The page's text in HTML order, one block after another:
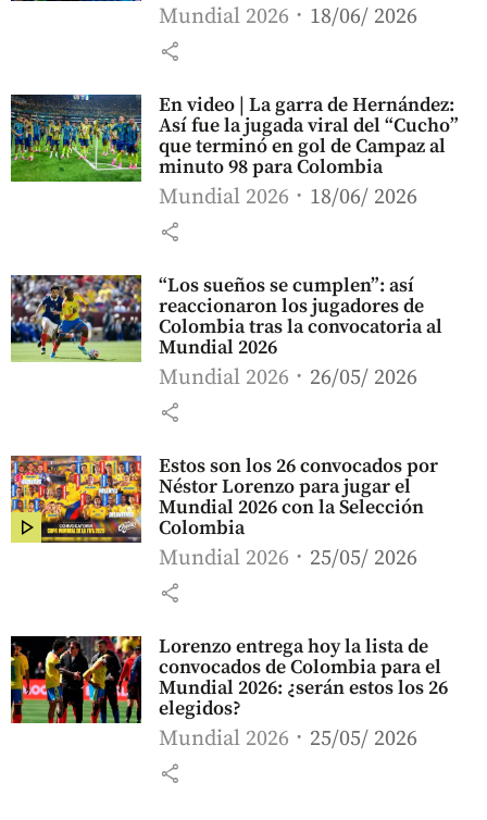
Mundial 2026 18/06/ 2026
share
En video | La garra de Hernández:
Así fue la jugada viral del “Cucho”
que terminó en gol de Campaz al
minuto 98 para Colombia
Mundial 2026 18/06/ 2026
share
“Los sueños se cumplen”: así
reaccionaron los jugadores de
Colombia tras la convocatoria al
Mundial 2026
Mundial 2026 26/05/ 2026
share
Estos son los 26 convocados por
Néstor Lorenzo para jugar el
Mundial 2026 con la Selección
Colombia
Mundial 2026 25/05/ 2026
share
Lorenzo entrega hoy la lista de
convocados de Colombia para el
Mundial 2026: ¿serán estos los 26
elegidos?
Mundial 2026 25/05/ 2026
share